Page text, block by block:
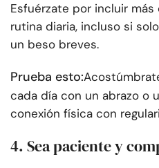
Esfuérzate por incluir
rutina diaria, incluso si
un beso breves.
Prueba esto:
cada día con un abrazo o
conexión física con
4. Sea paciente y